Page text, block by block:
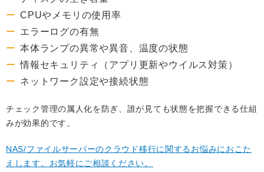
CPUやメモリの使用率
エラーログの有無
本体ランプの異常や異音、温度の状態
情報セキュリティ（アプリ更新やウイルス対策）
ネットワーク設定や接続状態
チェック管理の属人化を防ぎ、誰が見ても状態を把握できる仕組
みが効果的です。
NAS/ファイルサーバーのクラウド移行に関するお悩みにおこた
えします。お気軽にご相談ください。